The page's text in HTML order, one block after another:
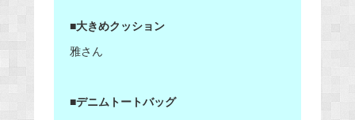
■大きめクッション
雅さん
■デニムトートバッグ